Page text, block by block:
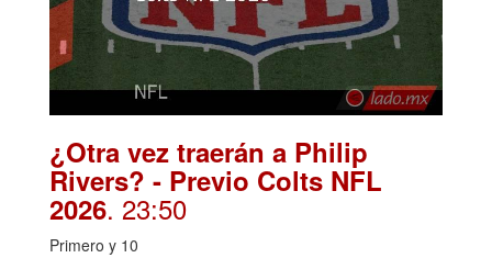
¿Otra vez traerán a Philip
Rivers? - Previo Colts NFL
2026. 23:50
Primero y 10